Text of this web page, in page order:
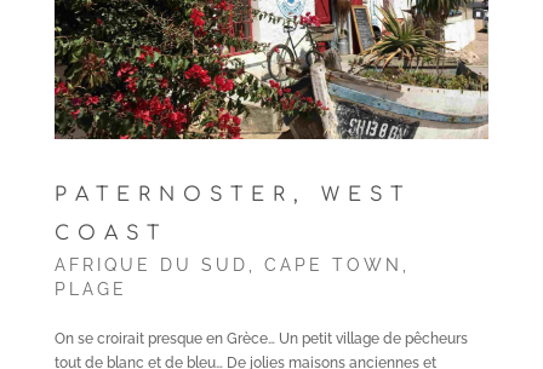
PATERNOSTER, WEST
COAST
AFRIQUE DU SUD CAPE TOWN
PLAGE
On se croirait presque en Grèce… Un petit village de pêcheurs
tout de blanc et de bleu… De jolies maisons anciennes et